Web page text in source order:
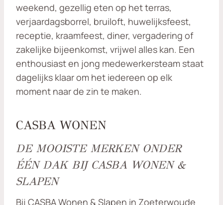
weekend, gezellig eten op het terras,
verjaardagsborrel, bruiloft, huwelijksfeest,
receptie, kraamfeest, diner, vergadering of
zakelijke bijeenkomst, vrijwel alles kan. Een
enthousiast en jong medewerkersteam staat
dagelijks klaar om het iedereen op elk
moment naar de zin te maken.
CASBA WONEN
DE MOOISTE MERKEN ONDER
ÉÉN DAK BIJ CASBA WONEN &
SLAPEN
Bij CASBA Wonen & Slapen in Zoeterwoude